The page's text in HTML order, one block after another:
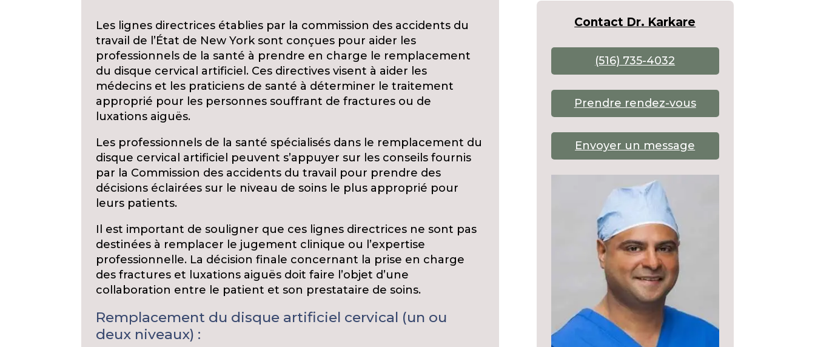
Les lignes directrices établies par la commission des accidents du
travail de l’État de New York sont conçues pour aider les
professionnels de la santé à prendre en charge le remplacement
du disque cervical artificiel. Ces directives visent à aider les
médecins et les praticiens de santé à déterminer le traitement
approprié pour les personnes souffrant de fractures ou de
luxations aiguës.
Les professionnels de la santé spécialisés dans le remplacement du
disque cervical artificiel peuvent s’appuyer sur les conseils fournis
par la Commission des accidents du travail pour prendre des
décisions éclairées sur le niveau de soins le plus approprié pour
leurs patients.
Il est important de souligner que ces lignes directrices ne sont pas
destinées à remplacer le jugement clinique ou l’expertise
professionnelle. La décision finale concernant la prise en charge
des fractures et luxations aiguës doit faire l’objet d’une
collaboration entre le patient et son prestataire de soins.
Remplacement du disque artificiel cervical (un ou
deux niveaux) :
Contact Dr. Karkare
(516) 735-4032
Prendre rendez-vous
Envoyer un message